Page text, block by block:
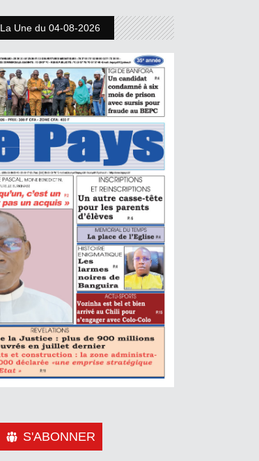
La Une du 04-08-2026
S'ABONNER